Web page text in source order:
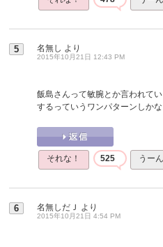
5 名無し より
2015年10月21日 12:43 PM
飯島さんって敏腕とか言われて
するっていうワンパターンしかな
それな！ 525 うー
6 名無しだＪ より
2015年10月21日 4:54 PM